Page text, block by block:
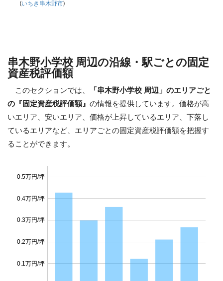
(いちき串木野市)
串木野小学校 周辺の沿線・駅ごとの固定
資産税評価額
このセクションでは、
「串木野小学校 周辺」のエリアごと
の『固定資産税評価額』 の情報を提供しています。価格が高
いエリア、安いエリア、価格が上昇しているエリア、下落し
ているエリアなど、エリアごとの固定資産税評価額を把握す
ることができます。
0.1万円/坪
0.2万円/坪
0.3万円/坪
0.4万円/坪
0.5万円/坪